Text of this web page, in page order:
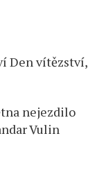
Den vítězství,
nejezdilo
Vulin